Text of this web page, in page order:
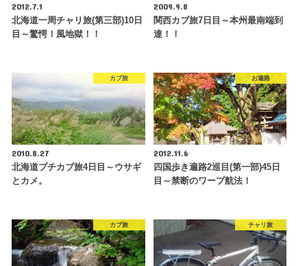
2012.7.1
北海道一周チャリ旅(第三部)10日
目～驚愕！風地獄！！
2009.9.8
関西カブ旅7日目～本州最南端到
達！！
カブ旅
2010.8.27
北海道プチカブ旅4日目～ウサギ
とカメ。
お遍路
2012.11.6
四国歩き遍路2巡目(第一部)45日
目～禁断のワープ航法！
カブ旅 チャリ旅